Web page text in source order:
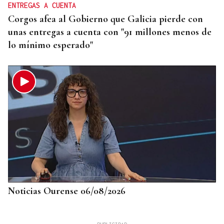
ENTREGAS A CUENTA
Corgos afea al Gobierno que Galicia pierde con
unas entregas a cuenta con "91 millones menos de
lo mínimo esperado"
Noticias Ourense 06/08/2026